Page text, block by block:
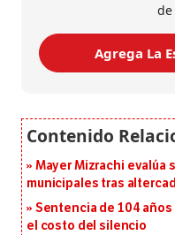
Agrega La
Mayer Mizrachi evalúa
municipales tras
Sentencia de 104
el costo del silencio